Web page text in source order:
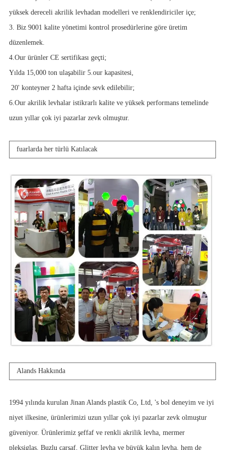
yüksek dereceli akrilik levhadan modelleri ve renklendiriciler içe;
3. Biz 9001 kalite yönetimi kontrol prosedürlerine göre üretim
düzenlemek.
4.Our ürünler CE sertifikası geçti;
Yılda 15,000 ton ulaşabilir 5.our kapasitesi,
20' konteyner 2 hafta içinde sevk edilebilir;
6.Our akrilik levhalar istikrarlı kalite ve yüksek performans temelinde
uzun yıllar çok iyi pazarlar zevk olmuştur.
fuarlarda her türlü Katılacak
Alands Hakkında
1994 yılında kurulan Jinan Alands plastik Co, Ltd, 's bol deneyim ve iyi
niyet ilkesine, ürünlerimizi uzun yıllar çok iyi pazarlar zevk olmuştur
güveniyor. Ürünlerimiz şeffaf ve renkli akrilik levha, mermer
pleksiglas, Buzlu çarşaf, Glitter levha ve büyük kalın levha, hem de